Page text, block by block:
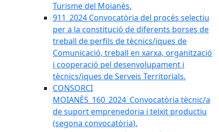
Turisme del Moianès.
911_2024 Convocatòria del procés selectiu
per a la constitució de diferents borses de
treball de perfils de tècnics/iques de
Comunicació, treball en xarxa, organització
i cooperació pel desenvolupament i
tècnics/iques de Serveis Territorials.
CONSORCI
MOIANÈS_160_2024_Convocatòria tècnic/a
de suport emprenedoria i teixit productiu
(segona convocatòria).